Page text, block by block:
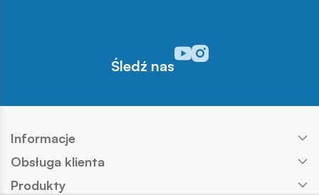
Śledź nas
Odwiedź nasz profil w
Odwiedź nasz profil w
Informacje
Obsługa klienta
Produkty